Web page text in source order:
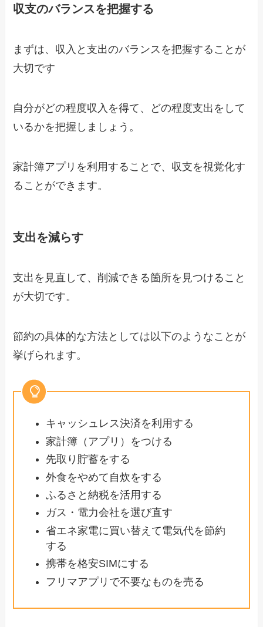
収支のバランスを把握する
まずは、収入と支出のバランスを把握することが
大切です
自分がどの程度収入を得て、どの程度支出をして
いるかを把握しましょう。
家計簿アプリを利用することで、収支を視覚化す
ることができます。
支出を減らす
支出を見直して、削減できる箇所を見つけること
が大切です。
節約の具体的な方法としては以下のようなことが
挙げられます。
キャッシュレス決済を利用する
家計簿（アプリ）をつける
先取り貯蓄をする
外食をやめて自炊をする
ふるさと納税を活用する
ガス・電力会社を選び直す
省エネ家電に買い替えて電気代を節約
する
携帯を格安SIMにする
フリマアプリで不要なものを売る